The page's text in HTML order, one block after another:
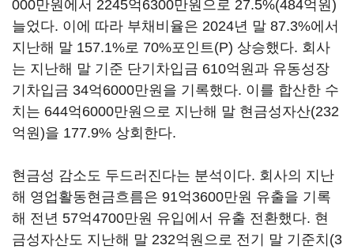
000만원에서 2245억6300만원으로 27.5%(484억원)
늘었다. 이에 따라 부채비율은 2024년 말 87.3%에서
지난해 말 157.1%로 70%포인트(P) 상승했다. 회사
는 지난해 말 기준 단기차입금 610억원과 유동성장
기차입금 34억6000만원을 기록했다. 이를 합산한 수
치는 644억6000만원으로 지난해 말 현금성자산(232
억원)을 177.9% 상회한다.
현금성 감소도 두드러진다는 분석이다. 회사의 지난
해 영업활동현금흐름은 91억3600만원 유출을 기록
해 전년 57억4700만원 유입에서 유출 전환했다. 현
금성자산도 지난해 말 232억원으로 전기 말 기준치(3